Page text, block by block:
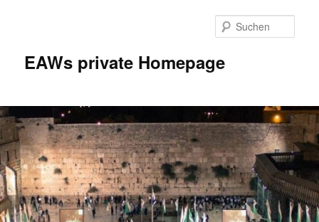
EAWs private Homepage